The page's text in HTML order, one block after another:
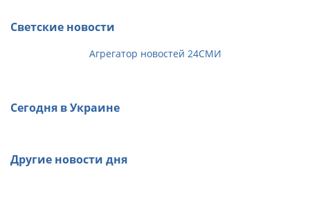
Светские новости
Агрегатор новостей 24СМИ
Сегодня в Украине
Другие новости дня